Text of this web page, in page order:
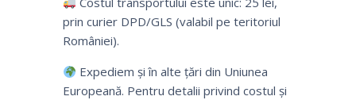
prin curier DPD/GLS (valabil pe teritoriul
României).
Expediem și în alte țări din Uniunea
Europeană. Pentru detalii privind costul și